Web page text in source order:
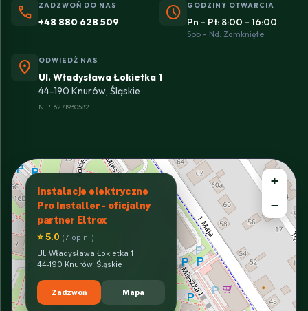
phone ZADZWOŃ DO NAS
+48 880 628 509 schedule GODZINY OTWARCIA
Pn - Pt: 8:00 - 16:00
Sob - Nd: Zamknięte
location_on ODWIEDŹ NAS
Ul. Władysława Łokietka 1
44-190 Knurów, Śląskie
NIP: 6271930582
Instalacje elektryczne
Pro Installer - oficjalny
partner Eltrox
⭐ 5.0 (7 opinii)
Ul. Władysława Łokietka 1
44-190 Knurów, Śląskie
Zadzwoń Mapa
+
−